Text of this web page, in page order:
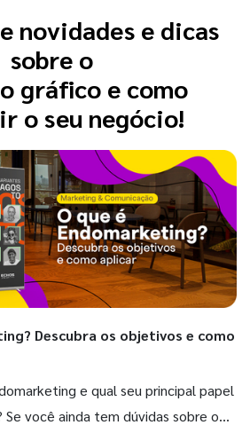
novidades e dicas
sobre o
gráfico e como
o seu negócio!
Descubra os objetivos e como
e qual seu principal papel
você ainda tem dúvidas sobre o